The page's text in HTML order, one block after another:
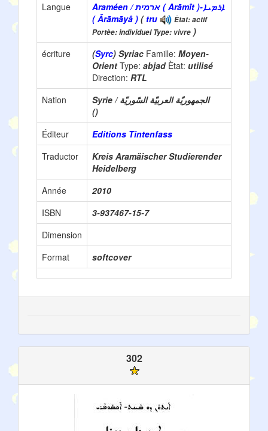
Langue
Araméen / ארמית ( Arāmît )-ܐܪܡܝܐ
( Ārāmāyâ ) ( tru
Ètat: actif
Portèe: individuel Type: vivre )
écriture
(Syrc) Syriac Famille: Moyen-
Orient Type: abjad Ètat: utilisé
Direction: RTL
Nation
Syrie / الجمهوريّة العربيّة السّوريّة
()
Éditeur
Editions Tintenfass
Traductor
Kreis Aramäischer Studierender
Heidelberg
Année
2010
ISBN
3-937467-15-7
Dimension
Format
softcover
302